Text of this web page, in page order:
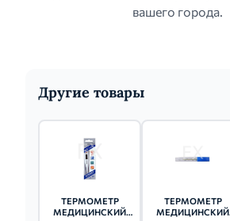
вашего города.
Другие товары
ТЕРМОМЕТР
МЕДИЦИНСКИЙ
ТЕРМОМЕТР
МЕДИЦИНСКИЙ